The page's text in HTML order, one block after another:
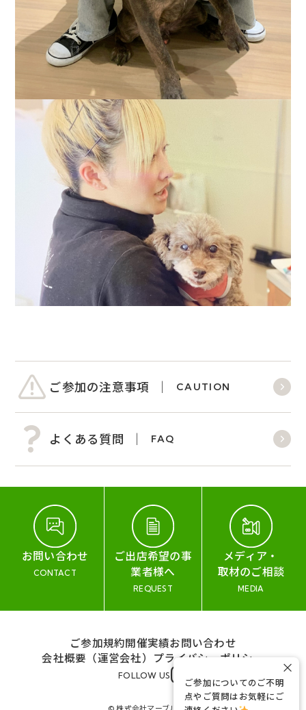
ご参加の注意事項 CAUTION
よくある質問 FAQ
お問い合わせ
CONTACT
ご出店希望の事
業者様へ
REQUEST
メディア・
取材のご相談
MEDIA
ご参加規約開催実績お問い合わせ
会社概要（運営会社） プライバシーポリシー
FOLLOW US
ご参加についてのご不明
点やご質問はお気軽にご
×